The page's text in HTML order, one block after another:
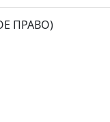
ПРАВО)